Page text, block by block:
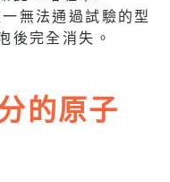
無法通過試驗的型
後完全消失。
的原子